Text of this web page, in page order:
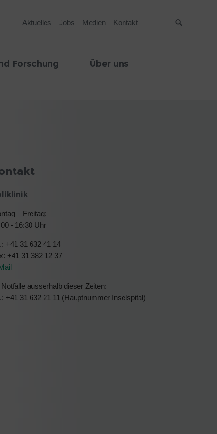
Aktuelles Jobs Medien Kontakt
Forschung Über uns
– Freitag:
- 16:30 Uhr
+41 31 632 41 14
+41 31 382 12 37
Notfälle ausserhalb dieser Zeiten:
+41 31 632 21 11 (Hauptnummer Inselspital)